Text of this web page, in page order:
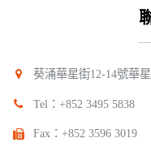
葵涌華星街12-14號華
Tel： +852 3495 5838
Fax：+852 3596 3019